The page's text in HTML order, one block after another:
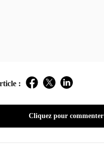
: Facebook
TwitterLinkedIn
Cliquez pour commenter